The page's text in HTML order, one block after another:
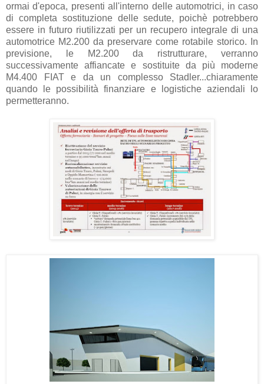
ormai d'epoca, presenti all'interno delle automotrici, in caso
di completa sostituzione delle sedute, poichè potrebbero
essere in futuro riutilizzati per un recupero integrale di una
automotrice M2.200 da preservare come rotabile storico. In
previsione, le M2.200 da ristrutturare, verranno
successivamente affiancate e sostituite da più moderne
M4.400 FIAT e da un complesso Stadler...chiaramente
quando le possibilità finanziare e logistiche aziendali lo
permetteranno.